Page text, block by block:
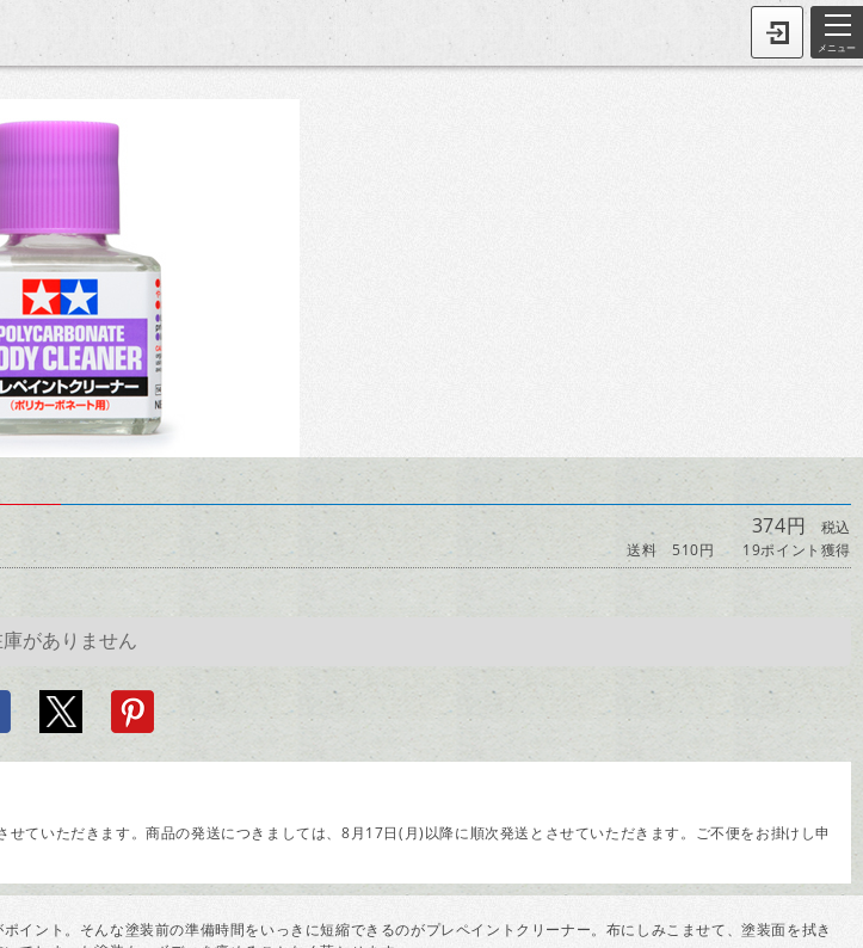
メニュー
374円 税込
送料 510円
19ポイント獲得
ていただきます。商品の発送につきましては、8月17日(月)以降に順次発送とさせていただきます。ご不便をお掛けし申
ント。そんな塗装前の準備時間をいっきに短縮できるのがプレペイントクリーナー。布にしみこませて、塗装面を拭き